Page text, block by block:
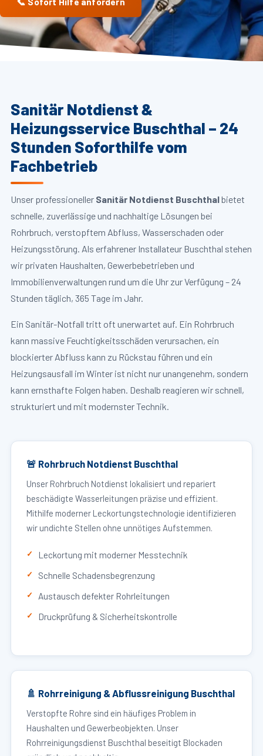
Sanitär Notdienst &
Heizungsservice Buschthal – 24
Stunden Soforthilfe vom
Fachbetrieb
Unser professioneller Sanitär Notdienst Buschthalbietet
schnelle, zuverlässige und nachhaltige Lösungen bei
Rohrbruch, verstopftem Abfluss, Wasserschaden oder
Heizungsstörung. Als erfahrener Installateur Buschthal stehen
wir privaten Haushalten, Gewerbebetrieben und
Immobilienverwaltungen rund um die Uhr zur Verfügung – 24
Stunden täglich, 365 Tage im Jahr.
Ein Sanitär-Notfall tritt oft unerwartet auf. Ein Rohrbruch
kann massive Feuchtigkeitsschäden verursachen, ein
blockierter Abfluss kann zu Rückstau führen und ein
Heizungsausfall im Winter ist nicht nur unangenehm, sondern
kann ernsthafte Folgen haben. Deshalb reagieren wir schnell,
strukturiert und mit modernster Technik.
🚨 Rohrbruch Notdienst Buschthal
Unser Rohrbruch Notdienst lokalisiert und repariert
beschädigte Wasserleitungen präzise und effizient.
Mithilfe moderner Leckortungstechnologie identifizieren
wir undichte Stellen ohne unnötiges Aufstemmen.
Leckortung mit moderner Messtechnik
Schnelle Schadensbegrenzung
Austausch defekter Rohrleitungen
Druckprüfung & Sicherheitskontrolle
🚿 Rohrreinigung & Abflussreinigung Buschthal
Verstopfte Rohre sind ein häufiges Problem in
Haushalten und Gewerbeobjekten. Unser
Rohrreinigungsdienst Buschthal beseitigt Blockaden